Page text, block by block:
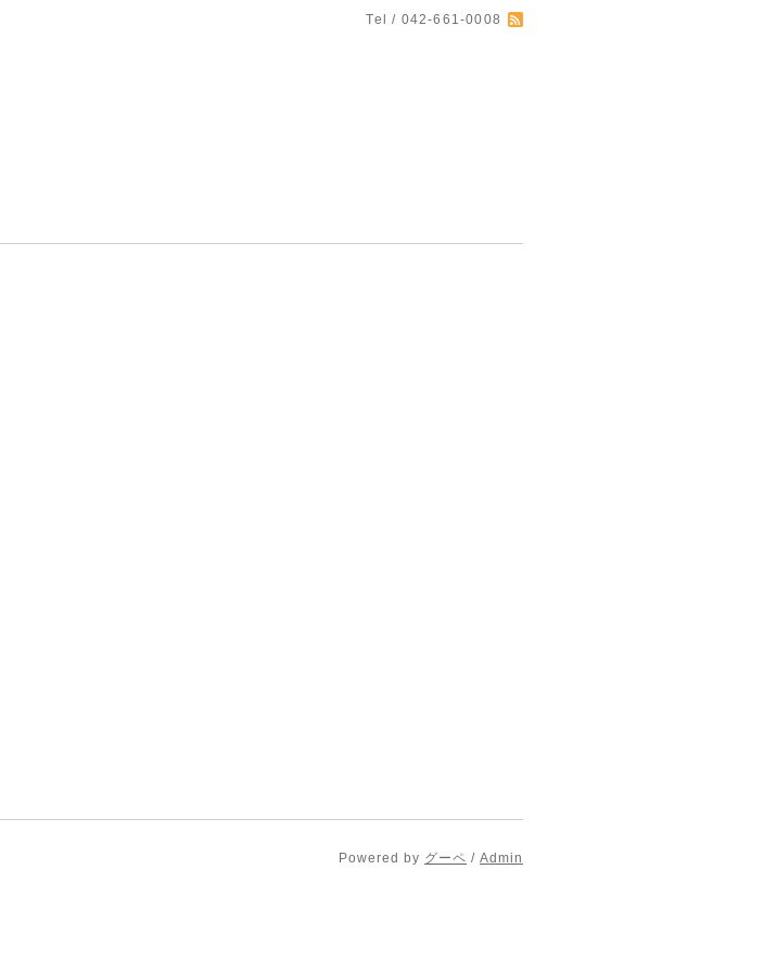
Tel / 042-661-0008
Powered by グーペ / Admin